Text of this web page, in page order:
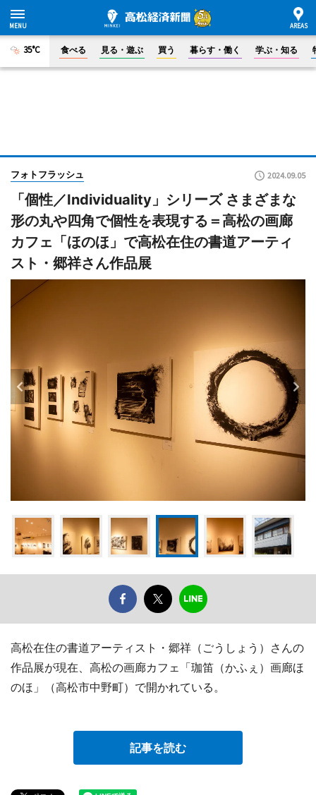
35°C 食べる 見る・遊ぶ 買う 暮らす・働く 学ぶ・知る
フォトフラッシュ 2024.09.05
「個性／Individuality」シリーズ さまざまな
形の丸や四角で個性を表現する＝高松の画廊
カフェ「ほのほ」で高松在住の書道アーティ
スト・郷祥さん作品展
高松在住の書道アーティスト・郷祥（ごうしょう）さんの
作品展が現在、高松の画廊カフェ「珈笛（かふぇ）画廊ほ
のほ」（高松市中野町）で開かれている。
記事を読む